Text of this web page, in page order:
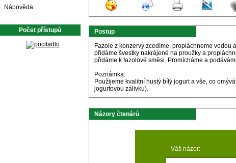
Nápověda
Počet přístupů
Postup
Fazole z konzervy zcedíme, propláchneme
přidáme švestky nakrájené na proužky a
přidáme k fazolové směsi. Promícháme a
Poznámka:
Použijeme kvalitní hustý bílý jogurt a vše, co
jogurtovou zálivku).
Názory čtenárů
Váš názor: